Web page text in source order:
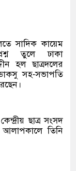
সাদিক কায়েম
তুলে ঢাকা
হল ছাত্রদলের
সহ-সভাপতি
ছাত্র সংসদ
আলাপকালে তিনি